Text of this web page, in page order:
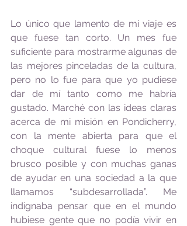
Lo único que lamento de mi viaje es
que fuese tan corto. Un mes fue
suficiente para mostrarme algunas de
las mejores pinceladas de la cultura,
pero no lo fue para que yo pudiese
dar de mí tanto como me habría
gustado. Marché con las ideas claras
acerca de mi misión en Pondicherry,
con la mente abierta para que el
choque cultural fuese lo menos
brusco posible y con muchas ganas
de ayudar en una sociedad a la que
llamamos “subdesarrollada”. Me
indignaba pensar que en el mundo
hubiese gente que no podía vivir en